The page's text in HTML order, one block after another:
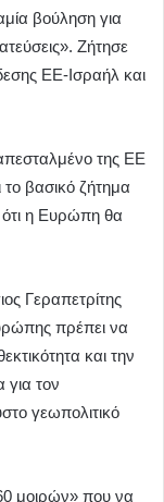
βούληση για
Ζήτησε
ΕΕ-Ισραήλ και
της ΕΕ
βασικό ζήτημα
ότι η Ευρώπη θα
Γεραπετρίτης
πρέπει να
και την
τον
γεωπολιτικό
μοιρών» που να